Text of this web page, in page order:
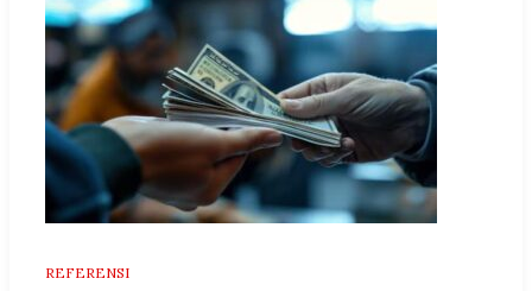
REFERENSI